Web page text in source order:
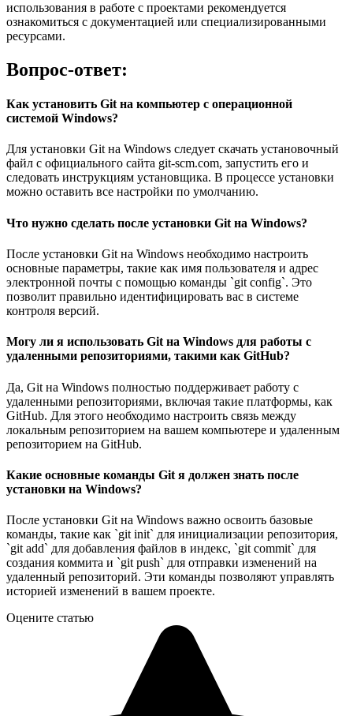
использования в работе с проектами рекомендуется
ознакомиться с документацией или специализированными
ресурсами.
Вопрос-ответ:
Как установить Git на компьютер с операционной
системой Windows?
Для установки Git на Windows следует скачать установочный
файл с официального сайта git-scm.com, запустить его и
следовать инструкциям установщика. В процессе установки
можно оставить все настройки по умолчанию.
Что нужно сделать после установки Git на Windows?
После установки Git на Windows необходимо настроить
основные параметры, такие как имя пользователя и адрес
электронной почты с помощью команды `git config`. Это
позволит правильно идентифицировать вас в системе
контроля версий.
Могу ли я использовать Git на Windows для работы с
удаленными репозиториями, такими как GitHub?
Да, Git на Windows полностью поддерживает работу с
удаленными репозиториями, включая такие платформы, как
GitHub. Для этого необходимо настроить связь между
локальным репозиторием на вашем компьютере и удаленным
репозиторием на GitHub.
Какие основные команды Git я должен знать после
установки на Windows?
После установки Git на Windows важно освоить базовые
команды, такие как `git init` для инициализации репозитория,
`git add` для добавления файлов в индекс, `git commit` для
создания коммита и `git push` для отправки изменений на
удаленный репозиторий. Эти команды позволяют управлять
историей изменений в вашем проекте.
Оцените статью